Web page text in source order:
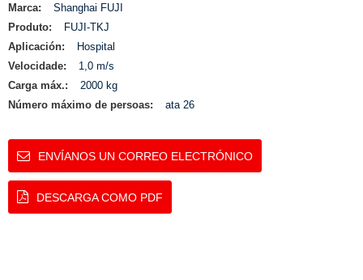
Marca:
Shanghai FUJI
Produto:
FUJI-TKJ
Aplicación:
Hospital
Velocidade:
1,0 m/s
Carga máx.:
2000 kg
Número máximo de persoas:
ata 26
ENVÍANOS UN CORREO ELECTRÓNICO
DESCARGA COMO PDF